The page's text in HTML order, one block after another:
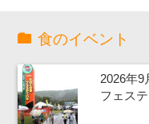
食のイベント
2026年
フェス